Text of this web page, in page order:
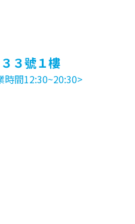
３號１樓
時間12:30~20:30>